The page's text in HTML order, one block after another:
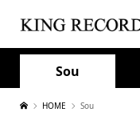
Sou
HOME Sou